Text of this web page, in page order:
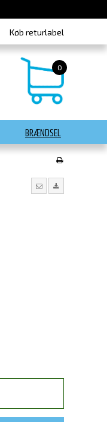
Køb returlabel
0
BRÆNDSEL